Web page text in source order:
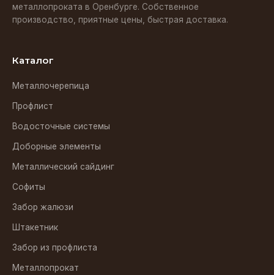
металлопроката в Оренбурге. Собственное
производство, приятные цены, быстрая доставка.
Каталог
Металлочерепица
Профлист
Водосточные системы
Доборные элементы
Металлический сайдинг
Софиты
Забор жалюзи
Штакетник
Забор из профлиста
Металлопрокат